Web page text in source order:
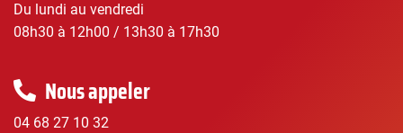
Du lundi au vendredi
08h30 à 12h00 / 13h30 à 17h30
Nous appeler
04 68 27 10 32